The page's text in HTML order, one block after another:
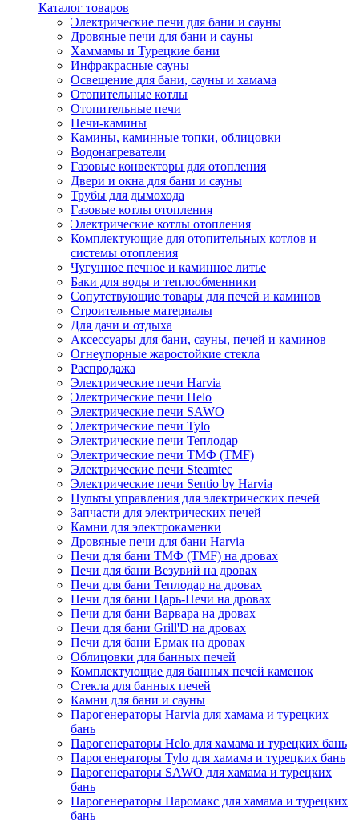
Каталог товаров
Электрические печи для бани и сауны
Дровяные печи для бани и сауны
Хаммамы и Турецкие бани
Инфракрасные сауны
Освещение для бани, сауны и хамама
Отопительные котлы
Отопительные печи
Печи-камины
Камины, каминные топки, облицовки
Водонагреватели
Газовые конвекторы для отопления
Двери и окна для бани и сауны
Трубы для дымохода
Газовые котлы отопления
Электрические котлы отопления
Комплектующие для отопительных котлов и
системы отопления
Чугунное печное и каминное литье
Баки для воды и теплообменники
Сопутствующие товары для печей и каминов
Строительные материалы
Для дачи и отдыха
Аксессуары для бани, сауны, печей и каминов
Огнеупорные жаростойкие стекла
Распродажа
Электрические печи Harvia
Электрические печи Helo
Электрические печи SAWO
Электрические печи Tylo
Электрические печи Теплодар
Электрические печи ТМФ (TMF)
Электрические печи Steamtec
Электрические печи Sentio by Harvia
Пульты управления для электрических печей
Запчасти для электрических печей
Камни для электрокаменки
Дровяные печи для бани Harvia
Печи для бани ТМФ (TMF) на дровах
Печи для бани Везувий на дровах
Печи для бани Теплодар на дровах
Печи для бани Царь-Печи на дровах
Печи для бани Варвара на дровах
Печи для бани Grill'D на дровах
Печи для бани Ермак на дровах
Облицовки для банных печей
Комплектующие для банных печей каменок
Стекла для банных печей
Камни для бани и сауны
Парогенераторы Harvia для хамама и турецких
бань
Парогенераторы Helo для хамама и турецких бань
Парогенераторы Tylo для хамама и турецких бань
Парогенераторы SAWO для хамама и турецких
бань
Парогенераторы Паромакс для хамама и турецких
бань